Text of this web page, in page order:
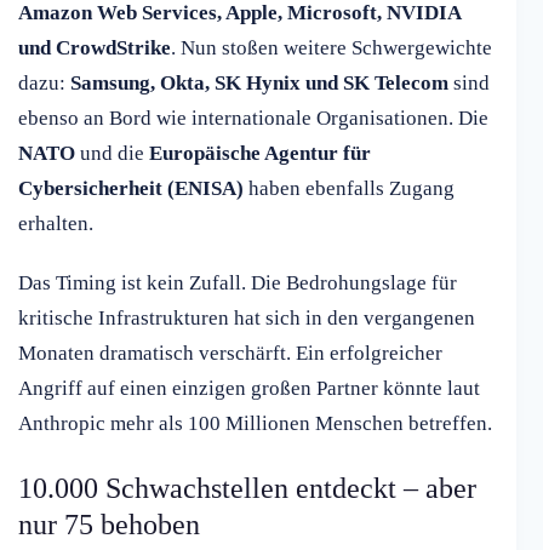
Amazon Web Services, Apple, Microsoft, NVIDIA
und CrowdStrike. Nun stoßen weitere Schwergewichte
dazu: Samsung, Okta, SK Hynix und SK Telecom sind
ebenso an Bord wie internationale Organisationen. Die
NATO und die Europäische Agentur für
Cybersicherheit (ENISA) haben ebenfalls Zugang
erhalten.
Das Timing ist kein Zufall. Die Bedrohungslage für
kritische Infrastrukturen hat sich in den vergangenen
Monaten dramatisch verschärft. Ein erfolgreicher
Angriff auf einen einzigen großen Partner könnte laut
Anthropic mehr als 100 Millionen Menschen betreffen.
10.000 Schwachstellen entdeckt – aber
nur 75 behoben